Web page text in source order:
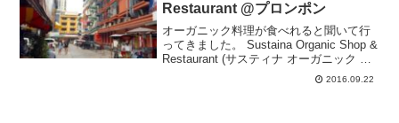
Restaurant @プロンポン
オーガニック料理が食べれると聞いて行
ってきました。 Sustaina Organic Shop &
Restaurant (サスティナ オーガニック シ
ョップ アンド レストラン)BTSプロンポ
ン駅3番出口から出てすぐ。soi39、手前
2016.09.22